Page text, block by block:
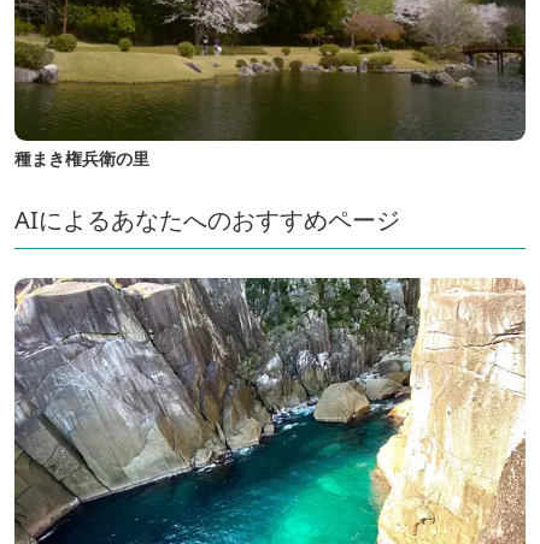
種まき権兵衛の里
AIによるあなたへのおすすめページ